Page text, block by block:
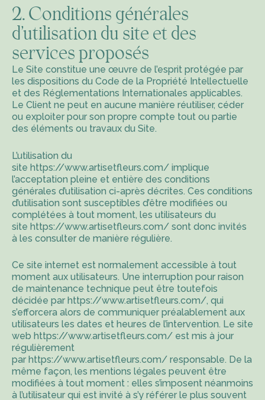
2. Conditions générales
d’utilisation du site et des
services proposés
Le Site constitue une œuvre de l’esprit protégée par
les dispositions du Code de la Propriété Intellectuelle
et des Réglementations Internationales applicables.
Le Client ne peut en aucune manière réutiliser, céder
ou exploiter pour son propre compte tout ou partie
des éléments ou travaux du Site.
L’utilisation du
site https://www.artisetfleurs.com/ implique
l’acceptation pleine et entière des conditions
générales d’utilisation ci-après décrites. Ces conditions
d’utilisation sont susceptibles d’être modifiées ou
complétées à tout moment, les utilisateurs du
site https://www.artisetfleurs.com/ sont donc invités
à les consulter de manière régulière.
Ce site internet est normalement accessible à tout
moment aux utilisateurs. Une interruption pour raison
de maintenance technique peut être toutefois
décidée par https://www.artisetfleurs.com/, qui
s’efforcera alors de communiquer préalablement aux
utilisateurs les dates et heures de l’intervention. Le site
web https://www.artisetfleurs.com/ est mis à jour
régulièrement
par https://www.artisetfleurs.com/ responsable. De la
même façon, les mentions légales peuvent être
modifiées à tout moment : elles s’imposent néanmoins
à l’utilisateur qui est invité à s’y référer le plus souvent